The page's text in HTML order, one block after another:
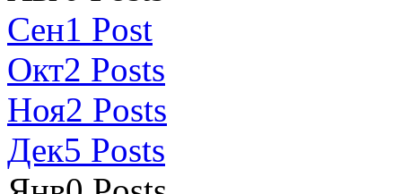
Сен1 Post
Окт2 Posts
Ноя2 Posts
Дек5 Posts